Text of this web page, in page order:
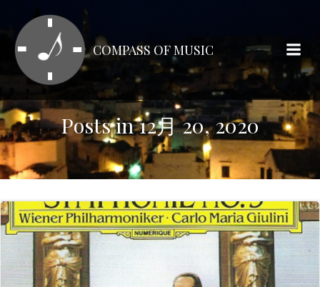
テ
ン
ツ
ス
キ
ッ
プ
COMPASS OF MUSIC
Posts in 12月 20, 2020